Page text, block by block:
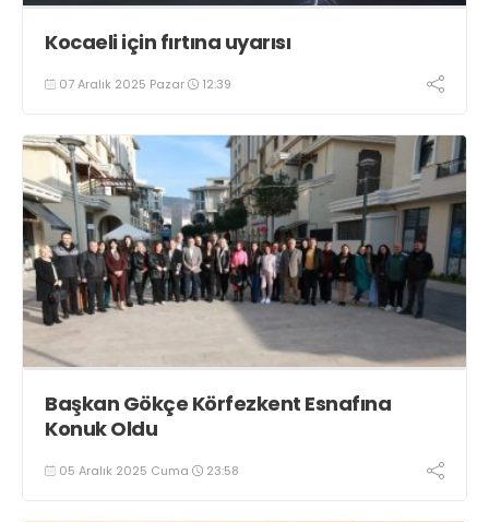
Kocaeli için fırtına uyarısı
07 Aralık 2025 Pazar 12:39
Başkan Gökçe Körfezkent Esnafına
Konuk Oldu
05 Aralık 2025 Cuma 23:58